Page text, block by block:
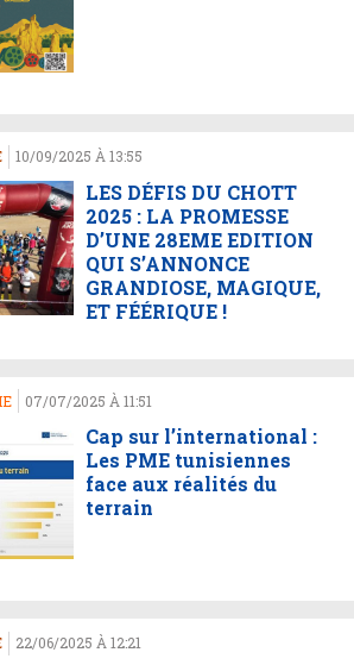
10/09/2025 À 13:55
LES DÉFIS DU CHOTT
2025 : LA PROMESSE
D’UNE 28EME EDITION
QUI S’ANNONCE
GRANDIOSE, MAGIQUE,
ET FÉÉRIQUE !
07/07/2025 À 11:51
Cap sur l’international :
Les PME tunisiennes
face aux réalités du
terrain
22/06/2025 À 12:21